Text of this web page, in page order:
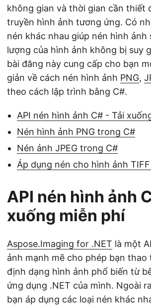
không gian và thời gian cần thiết
truyền hình ảnh tương ứng. Có
nén khác nhau giúp nén hình ảnh
lượng của hình ảnh không bị suy
bài đăng này cung cấp cho bạn
giản về cách nén hình ảnh PNG,
theo cách lập trình bằng C#.
API nén hình ảnh C# - Tải
Nén hình ảnh PNG trong C#
Nén ảnh JPEG trong C#
Áp dụng nén cho hình ảnh
API nén hình ảnh
xuống miễn phí
Aspose.Imaging for .NET là một
ảnh mạnh mẽ cho phép bạn thao
định dạng hình ảnh phổ biến từ
ứng dụng .NET của mình. Ngoài
bạn áp dụng các loại nén khác